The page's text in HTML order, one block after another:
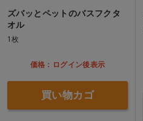
ズバッとペットのバスフクタ
オル
1枚
価格：ログイン後表示
買い物カゴ